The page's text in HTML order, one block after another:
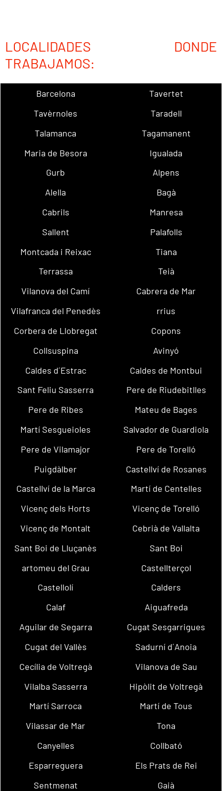
LOCALIDADES DONDE
TRABAJAMOS:
Barcelona
Tavertet
Tavèrnoles
Taradell
Talamanca
Tagamanent
Maria de Besora
Igualada
Gurb
Alpens
Alella
Bagà
Cabrils
Manresa
Sallent
Palafolls
Montcada i Reixac
Tiana
Terrassa
Teià
Vilanova del Camí
Cabrera de Mar
Vilafranca del Penedès
rrius
Corbera de Llobregat
Copons
Collsuspina
Avinyó
Caldes d´Estrac
Caldes de Montbui
Sant Feliu Sasserra
Pere de Riudebitlles
Pere de Ribes
Mateu de Bages
Martí Sesgueioles
Salvador de Guardiola
Pere de Vilamajor
Pere de Torelló
Puigdàlber
Castellví de Rosanes
Castellví de la Marca
Martí de Centelles
Vicenç dels Horts
Vicenç de Torelló
Vicenç de Montalt
Cebrià de Vallalta
Sant Boi de Lluçanès
Sant Boi
artomeu del Grau
Castellterçol
Castellolí
Calders
Calaf
Aiguafreda
Aguilar de Segarra
Cugat Sesgarrigues
Cugat del Vallès
Sadurní d´Anoia
Cecília de Voltregà
Vilanova de Sau
Vilalba Sasserra
Hipòlit de Voltregà
Martí Sarroca
Martí de Tous
Vilassar de Mar
Tona
Canyelles
Collbató
Esparreguera
Els Prats de Rei
Sentmenat
Gaià